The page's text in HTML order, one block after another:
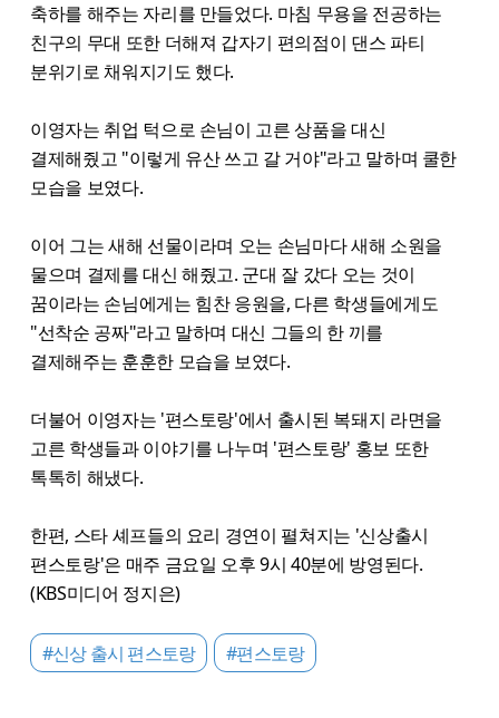
축하를 해주는 자리를 만들었다. 마침 무용을 전공하는
친구의 무대 또한 더해져 갑자기 편의점이 댄스 파티
분위기로 채워지기도 했다.
이영자는 취업 턱으로 손님이 고른 상품을 대신
결제해줬고 "이렇게 유산 쓰고 갈 거야"라고 말하며 쿨한
모습을 보였다.
이어 그는 새해 선물이라며 오는 손님마다 새해 소원을
물으며 결제를 대신 해줬고. 군대 잘 갔다 오는 것이
꿈이라는 손님에게는 힘찬 응원을, 다른 학생들에게도
"선착순 공짜"라고 말하며 대신 그들의 한 끼를
결제해주는 훈훈한 모습을 보였다.
더불어 이영자는 '편스토랑'에서 출시된 복돼지 라면을
고른 학생들과 이야기를 나누며 '편스토랑' 홍보 또한
톡톡히 해냈다.
한편, 스타 셰프들의 요리 경연이 펼쳐지는 '신상출시
편스토랑'은 매주 금요일 오후 9시 40분에 방영된다.
(KBS미디어 정지은)
#신상 출시 편스토랑 #편스토랑